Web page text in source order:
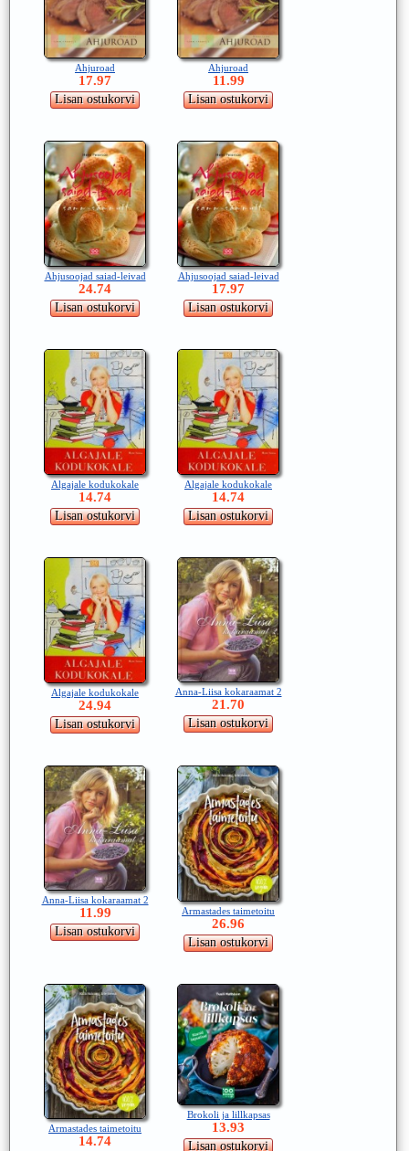
Ahjuroad
17.97
Ahjuroad
11.99
Ahjusoojad saiad-leivad
24.74
Ahjusoojad saiad-leivad
17.97
Algajale kodukokale
14.74
Algajale kodukokale
14.74
Algajale kodukokale
24.94
Anna-Liisa kokaraamat 2
21.70
Anna-Liisa kokaraamat 2
11.99 Armastades taimetoitu
26.96
Armastades taimetoitu
14.74
Brokoli ja lillkapsas
13.93